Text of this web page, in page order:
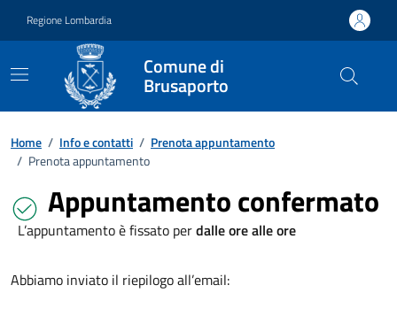
Regione Lombardia
Comune di
Brusaporto
Home / Info e contatti / Prenota appuntamento
/ Prenota appuntamento
Appuntamento confermato
L’appuntamento è fissato perdalle ore alle ore
Abbiamo inviato il riepilogo all’email: